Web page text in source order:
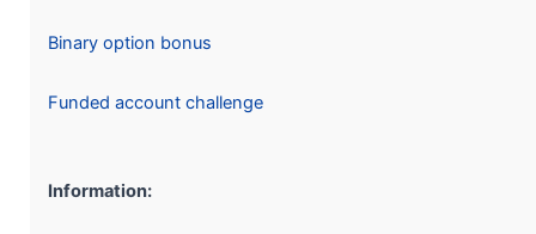
Binary option bonus
Funded account challenge
Information: